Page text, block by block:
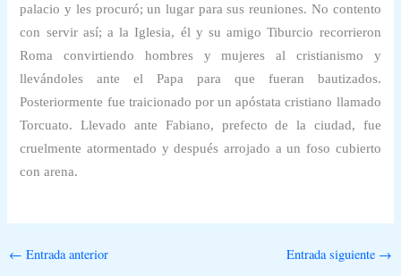
palacio y les procuró; un lugar para sus reuniones. No contento
con servir así; a la Iglesia, él y su amigo Tiburcio recorrieron
Roma convirtiendo hombres y mujeres al cristianismo y
llevándoles ante el Papa para que fueran bautizados.
Posteriormente fue traicionado por un apóstata cristiano llamado
Torcuato. Llevado ante Fabiano, prefecto de la ciudad, fue
cruelmente atormentado y después arrojado a un foso cubierto
con arena.
← Entrada anterior Entrada siguiente →